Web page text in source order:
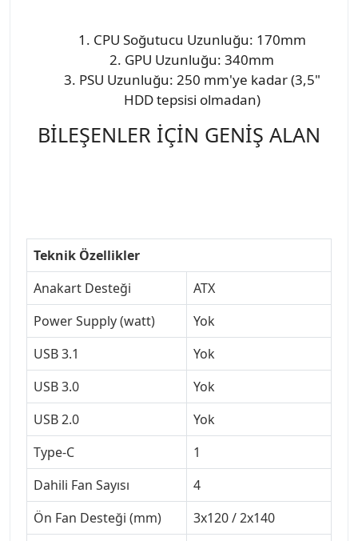
1. CPU Soğutucu Uzunluğu: 170mm
2. GPU Uzunluğu: 340mm
3. PSU Uzunluğu: 250 mm'ye kadar (3,5"
HDD tepsisi olmadan)
BİLEŞENLER İÇİN GENİŞ ALAN
Teknik Özellikler
Anakart Desteği
ATX
Power Supply (watt)
Yok
USB 3.1
Yok
USB 3.0
Yok
USB 2.0
Yok
Type-C
1
Dahili Fan Sayısı
4
Ön Fan Desteği (mm)
3x120 / 2x140